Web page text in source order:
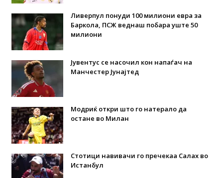
Ливерпул понуди 100 милиони евра за
Баркола, ПСЖ веднаш побара уште 50
милиони
Јувентус се насочил кон напаѓач на
Манчестер Јунајтед
Модриќ откри што го натерало да
остане во Милан
Стотици навивачи го пречекаа Салах во
Истанбул